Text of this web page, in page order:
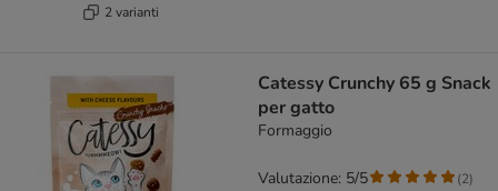
2 varianti
Catessy Crunchy 65 g Snack
per gatto
Formaggio
Valutazione: 5/5 (2)